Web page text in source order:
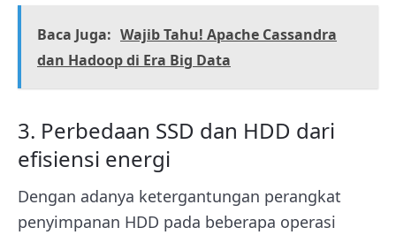
Baca Juga: Wajib Tahu! Apache Cassandra
dan Hadoop di Era Big Data
3. Perbedaan SSD dan HDD dari
efisiensi energi
Dengan adanya ketergantungan perangkat
penyimpanan HDD pada beberapa operasi